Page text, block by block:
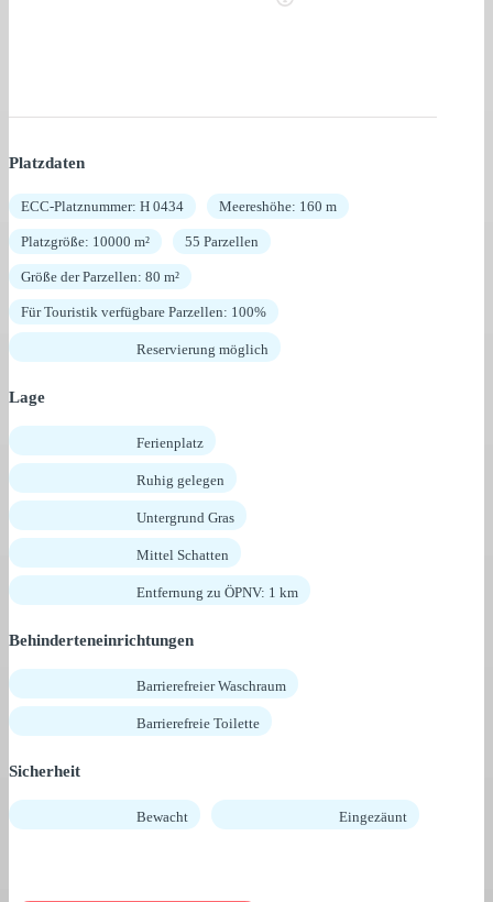
Platzdaten
ECC-Platznummer: H 0434 Meereshöhe: 160 m
Platzgröße: 10000 m² 55 Parzellen
Größe der Parzellen: 80 m²
Für Touristik verfügbare Parzellen: 100%
Reservierung möglich
Lage
Ferienplatz
Ruhig gelegen
Untergrund Gras
Mittel Schatten
Entfernung zu ÖPNV: 1 km
Behinderteneinrichtungen
Barrierefreier Waschraum
Barrierefreie Toilette
Sicherheit
Bewacht Eingezäunt